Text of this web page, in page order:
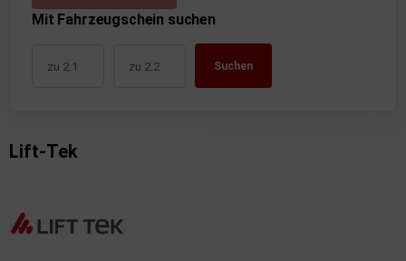
Mit Fahrzeugschein suchen
Suchen
Lift-Tek
Dämpfung
Lüftung
Kommunikationssysteme